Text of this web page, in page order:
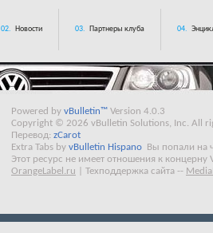
02. Новости 03. Партнеры клуба 04.
Powered by vBulletin™ Version 4.0.3
Copyright © 2026 vBulletin Solutions, Inc. All
Перевод: zCarot
Extra Tabs by vBulletin Hispano
Вы попали на
Этот ресурс не имеет отношения к концерну
OrangeLabel.ru
Техподдержка сайта --